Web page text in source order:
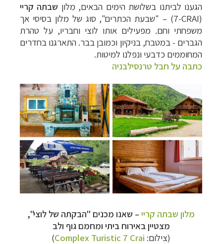
הגענו לביתנו בשלושת הימים הבאים, מלון שבתה קריי
(
7-CRAI
)
– "שבעת הכתרים", סוג של מלון בסיסי אך
משפחתי וחם. מפעילים אותו לוצי וחבריו, על טהרת
הגברים - במטבח, בניקיון וכמובן בבר. התארגנו בחדרים
המחוממים כדבעי ונפלנו למיטות.
כתבה על חבל טרנסילבניה
מלון שבתה קריי – שאנו מכנים "הבקתה של לוצי",
מצטיין באירוח ביתי ומחמם גוף ולב
(צילום: Complex Turistic 7 Crai
)